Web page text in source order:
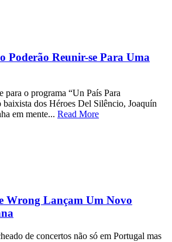
Poderão Reunir-se Para Uma
para o programa “Un País Para
dos Héroes Del Silêncio, Joaquín
em mente... Read More
Wrong Lançam Um Novo
de concertos não só em Portugal mas